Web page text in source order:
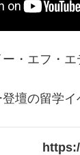
・エフ・
壇の留学イ